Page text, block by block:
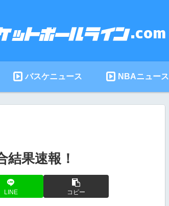
バスケニュース NBAニュース
果速報！
LINE コピー